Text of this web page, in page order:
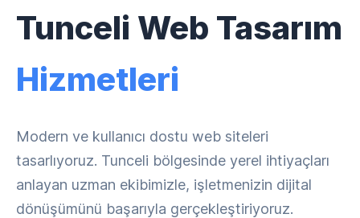
Tunceli Web Tasarım
Hizmetleri
Modern ve kullanıcı dostu web siteleri
tasarlıyoruz. Tunceli bölgesinde yerel ihtiyaçları
anlayan uzman ekibimizle, işletmenizin dijital
dönüşümünü başarıyla gerçekleştiriyoruz.